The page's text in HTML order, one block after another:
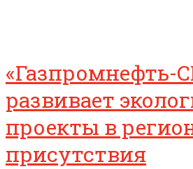
«Газпромнефть-
развивает
проекты в
присутствия